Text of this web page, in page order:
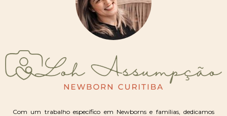
Com um trabalho específico em Newborns e famílias, dedicamos